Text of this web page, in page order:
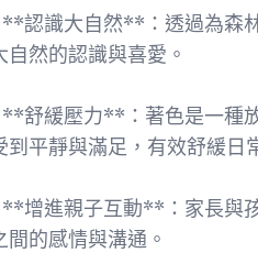
**認識大自然**：透過為森
自然的認識與喜愛。
**舒緩壓力**：著色是一種
到平靜與滿足，有效舒緩日
**增進親子互動**：家長與
間的感情與溝通。